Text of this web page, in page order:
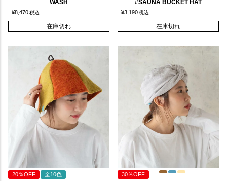
WASH
¥8,470税込
在庫切れ
#SAUNA BUCKET HAT
¥3,190税込
在庫切れ
20％OFF 全10色 30％OFF